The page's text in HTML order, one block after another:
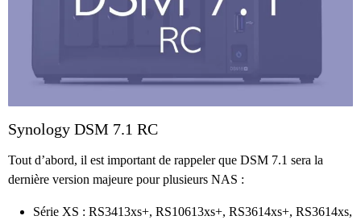
Synology DSM 7.1 RC
Tout d’abord, il est important de rappeler que DSM 7.1 sera la
dernière version majeure pour plusieurs NAS :
Série XS : RS3413xs+, RS10613xs+, RS3614xs+, RS3614xs,